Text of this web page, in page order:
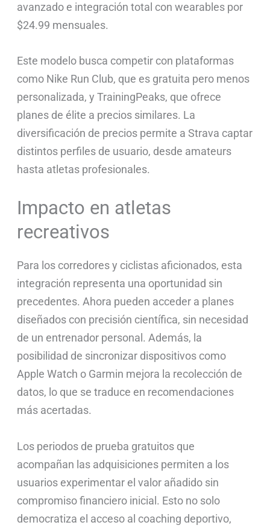
avanzado e integración total con wearables por
$24.99 mensuales.
Este modelo busca competir con plataformas
como Nike Run Club, que es gratuita pero menos
personalizada, y TrainingPeaks, que ofrece
planes de élite a precios similares. La
diversificación de precios permite a Strava captar
distintos perfiles de usuario, desde amateurs
hasta atletas profesionales.
Impacto en atletas
recreativos
Para los corredores y ciclistas aficionados, esta
integración representa una oportunidad sin
precedentes. Ahora pueden acceder a planes
diseñados con precisión científica, sin necesidad
de un entrenador personal. Además, la
posibilidad de sincronizar dispositivos como
Apple Watch o Garmin mejora la recolección de
datos, lo que se traduce en recomendaciones
más acertadas.
Los periodos de prueba gratuitos que
acompañan las adquisiciones permiten a los
usuarios experimentar el valor añadido sin
compromiso financiero inicial. Esto no solo
democratiza el acceso al coaching deportivo,